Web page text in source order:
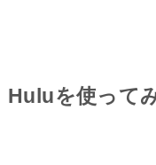
Huluを使って